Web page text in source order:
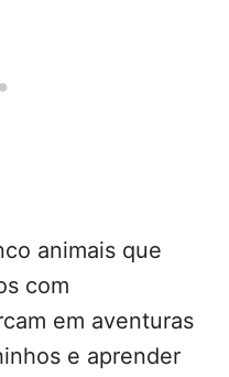
animais que
com
em aventuras
e aprender